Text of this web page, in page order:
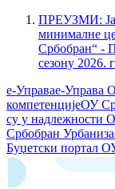
ПРЕУЗМИ:
минималне
Србобран“ -
сезону 2026.
е-Управае-Управа
компетенцијеОУ
су у надлежности
Србобран
Буџетски портал